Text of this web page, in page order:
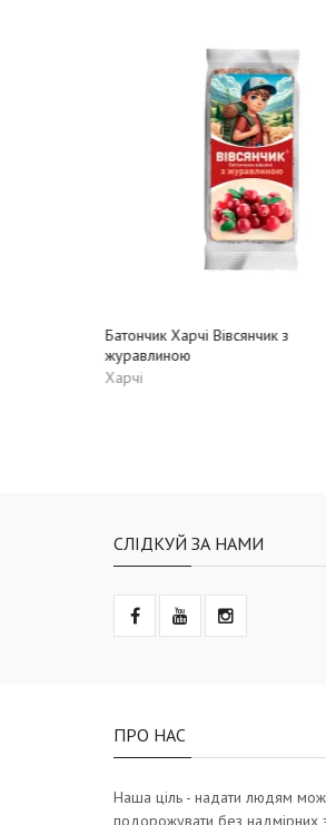
Сублімовані продукти
SubliMate Боб-гуляш
(м’ясний суп з квасолею)
СЛІДКУЙ ЗА НАМИ
ПРО НАС
Наша ціль - надати людям
подорожувати без надмірних